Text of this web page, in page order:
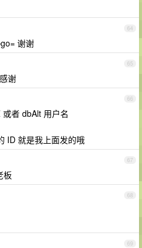
64
谢谢
65
谢
66
者 dbAlt 用户名
ID 就是我上面发的哦
67
板
68
69